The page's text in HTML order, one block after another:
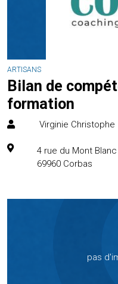
ARTISANS
Bilan de
formation
Virginie Christophe
4 rue du Mont Blanc
69960 Corbas
pas